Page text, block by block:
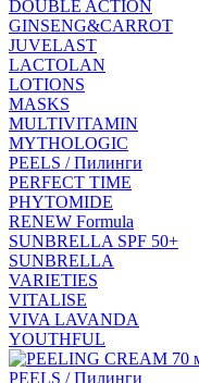
DOUBLE ACTION
GINSENG&CARROT
JUVELAST
LACTOLAN
LOTIONS
MASKS
MULTIVITAMIN
MYTHOLOGIC
PEELS / Пилинги
PERFECT TIME
PHYTOMIDE
RENEW Formula
SUNBRELLA SPF 50+
SUNBRELLA
VARIETIES
VITALISE
VIVA LAVANDA
YOUTHFUL
PEELS / Пилинги